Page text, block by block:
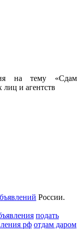
на тему «Сдам
лиц и агентств
России.
подать
рф отдам даром